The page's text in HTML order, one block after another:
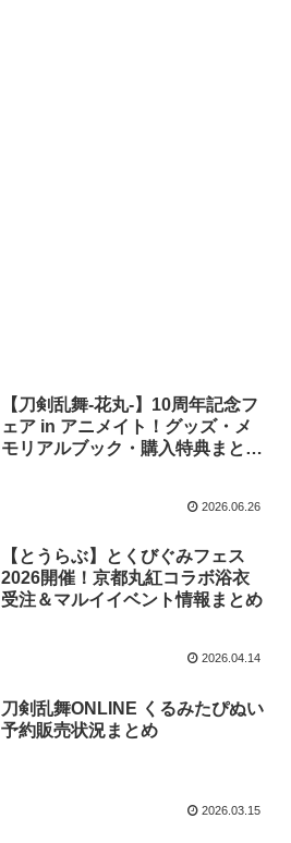
【刀剣乱舞-花丸-】10周年記念フ
ェア in アニメイト！グッズ・メ
モリアルブック・購入特典まとめ
2026.06.26
【とうらぶ】とくびぐみフェス
2026開催！京都丸紅コラボ浴衣
受注＆マルイイベント情報まとめ
2026.04.14
刀剣乱舞ONLINE くるみたぴぬい
予約販売状況まとめ
2026.03.15